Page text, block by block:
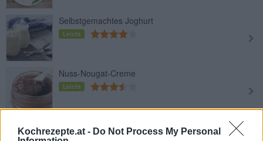
Kochrezepte.at - Do Not Process My Personal
Selbstgemachtes Joghurt
Leicht
Nuss-Nougat-Creme
Leicht
Frische Butter Croissants
Leicht